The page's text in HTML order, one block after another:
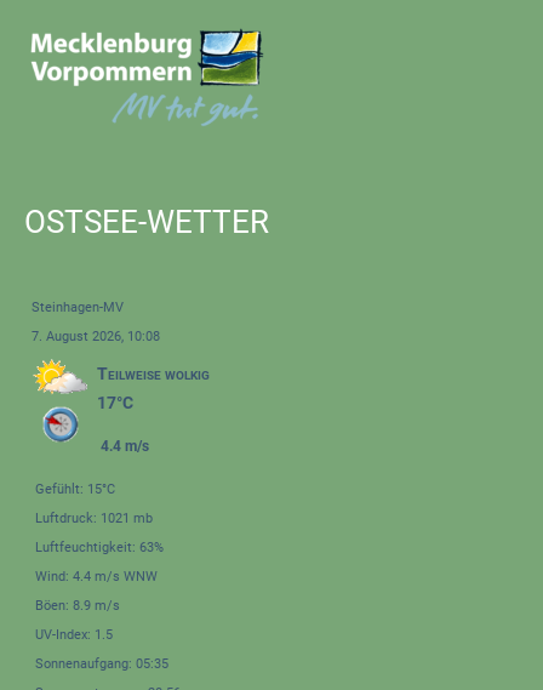
OSTSEE-WETTER
Steinhagen-MV
7. August 2026, 10:08
Teilweise wolkig
17°C
4.4 m/s
Gefühlt: 15°C
Luftdruck: 1021 mb
Luftfeuchtigkeit: 63%
Wind: 4.4 m/s WNW
Böen: 8.9 m/s
UV-Index: 1.5
Sonnenaufgang: 05:35